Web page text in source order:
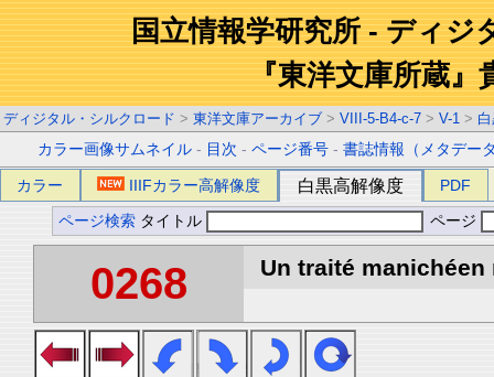
国立情報学研究所 - ディジ
『東洋文庫所蔵』
ディジタル・シルクロード > 東洋文庫アーカイブ > VIII-5-B4-c-7 > V-1 >
カラー画像サムネイル - 目次 -ページ番号 -書誌情報（メタデー
カラー IIIFカラー高解像度 白黒高解像度 PDF
ページ検索 タイトル ページ
0268 Un traité